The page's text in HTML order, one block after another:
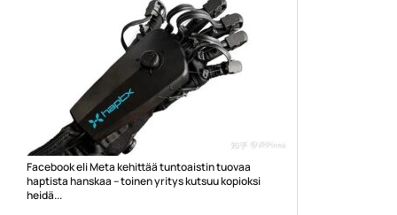
Facebook eli Meta kehittää tuntoaistin tuovaa
haptista hanskaa – toinen yritys kutsuu kopioksi
heidä...